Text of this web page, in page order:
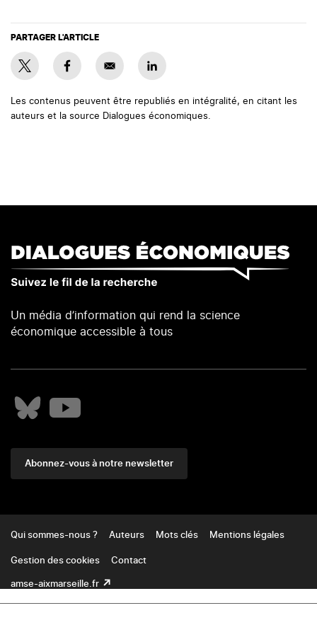
PARTAGER L'ARTICLE
Les contenus peuvent être republiés en intégralité, en citant les
auteurs et la source Dialogues économiques.
Un média d’information qui rend la science
économique accessible à tous
Abonnez-vous à notre newsletter
Qui sommes-nous ? Auteurs Mots clés Mentions légales
Gestion des cookies Contact
amse-aixmarseille.fr